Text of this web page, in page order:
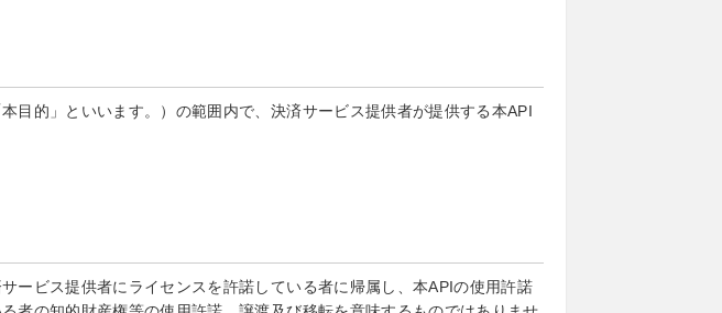
目的」といいます。）の範囲内で、決済サービス提供者が提供する本API
ービス提供者にライセンスを許諾している者に帰属し、本APIの使用許諾